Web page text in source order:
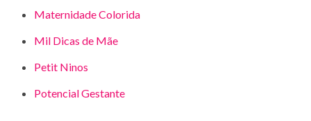
Maternidade Colorida
Mil Dicas de Mãe
Petit Ninos
Potencial Gestante